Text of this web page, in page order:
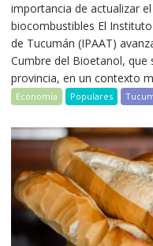
importancia de actualizar
biocombustibles El
de Tucumán (IPAAT)
Cumbre del Bioetanol, que
provincia, en un contexto
Economía Populares